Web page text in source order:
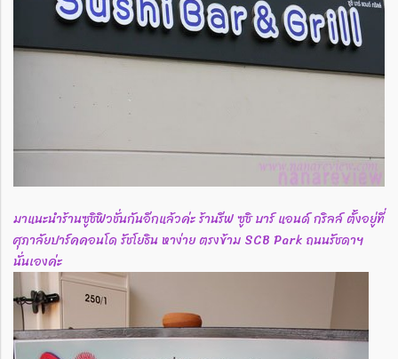
มาแนะนำร้านซูชิฟิวชั่นกันอีกแล้วค่ะ ร้านรีฟ ซูชิ บาร์ แอนด์ กริลล์ ตั้งอยู่ที่
ศุภาลัยปาร์คคอนโด รัชโยธิน หาง่าย ตรงข้าม SCB Park ถนนรัชดาฯ
นั่นเองค่ะ